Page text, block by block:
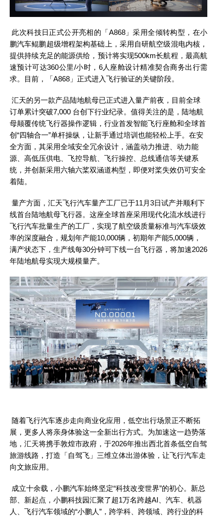
此次科技日正式公开亮相的「 A868」采用全倾转构型，在小
鹏汽车鲲鹏超级增程架构基础上，采用自研航空级混电内核，
提供持续充足的能源供给，预计将实现500km长航程，最高航
速预计可达360公里/小时，6人座舱设计精准契合商务出行需
求。目前，「A868」正式进入飞行验证的关键阶段。
汇天的另一款产品陆地航母已正式进入量产前夜，目前全球
订单累计突破7,000 台创下行业纪录。值得关注的是，陆地航
母颠覆传统飞行器操作逻辑，行业首发智能飞行座舱和全球首
创“四轴合一”单杆操纵，让新手通过培训也能轻松上手。在安
全方面，其采用全域安全冗余设计，涵盖动力推进、动力能
源、高低压供电、飞控导航、飞行操控、总线通信等关键系
统，并创新采用六轴六桨双涵道构型，即便对桨失效仍可安全
着陆。
量产方面，汇天飞行汽车量产工厂已于11月3日试产并顺利下
线首台陆地航母飞行器。这座全球首座采用现代化流水线进行
飞行汽车批量生产的工厂，实现了航空级质量标准与汽车级效
率的深度融合，规划年产能10,000辆，初期年产能5,000辆，
满产状态下，生产线每30分钟可下线一台飞行器，将加速2026
年陆地航母实现大规模量产。
随着飞行汽车逐步走向商业化应用，低空出行场景正不断拓
展，更多人将亲身体验这一全新出行方式。为加速这一趋势落
地，汇天将携手敦煌市政府，于2026年推出西北首条低空自驾
旅游线路，打造「自驾飞」三维立体出游体验，让飞行汽车走
向文旅应用。
成立十余载，小鹏汽车始终坚定“科技改变世界”的初心。新总
部、新起点，小鹏科技园汇聚了超1万名跨越AI、汽车、机器
人、飞行汽车领域的“小鹏人”，跨学科、跨领域、跨行业的科